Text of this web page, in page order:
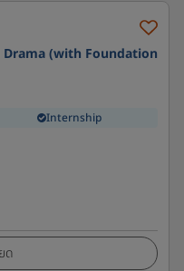
(with Foundation
Internship
ด